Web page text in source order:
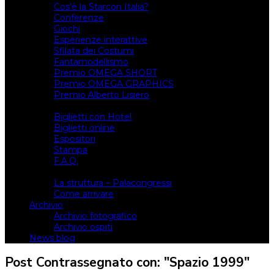
Cos’è la Starcon Italia?
Conferenze
Giochi
Esperienze interattive
Sfilata dei Costumi
Fantamodellismo
Premio OMEGA SHORT
Premio OMEGA GRAPHICS
Premio Alberto Lisiero
Biglietti con Hotel
Biglietti online
Espositori
Stampa
F.A.Q.
La struttura – Palacongressi
Come arrivare
Archivio
Archivio fotografico
Archivio ospiti
News blog
Post Contrassegnato con: "Spazio 1999"